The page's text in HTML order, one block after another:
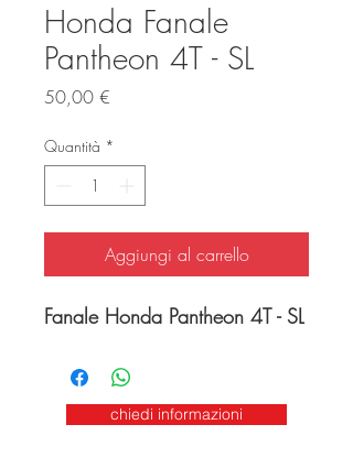
Honda Fanale
Pantheon 4T - SL
50,00 €
Quantità *
Aggiungi al carrello
Fanale Honda Pantheon 4T - SL
chiedi informazioni